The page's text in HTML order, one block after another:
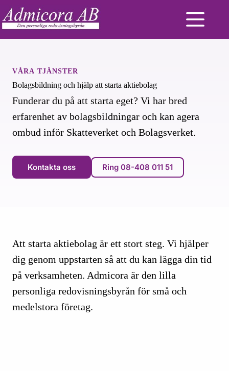
content
VÅRA TJÄNSTER
Bolagsbildning och hjälp att starta aktiebolag
Funderar du på att starta eget? Vi har bred
erfarenhet av bolagsbildningar och kan agera
ombud inför Skatteverket och Bolagsverket.
Kontakta oss Ring 08-408 011 51
Att starta aktiebolag är ett stort steg. Vi hjälper
dig genom uppstarten så att du kan lägga din tid
på verksamheten. Admicora är den lilla
personliga redovisningsbyrån för små och
medelstora företag.